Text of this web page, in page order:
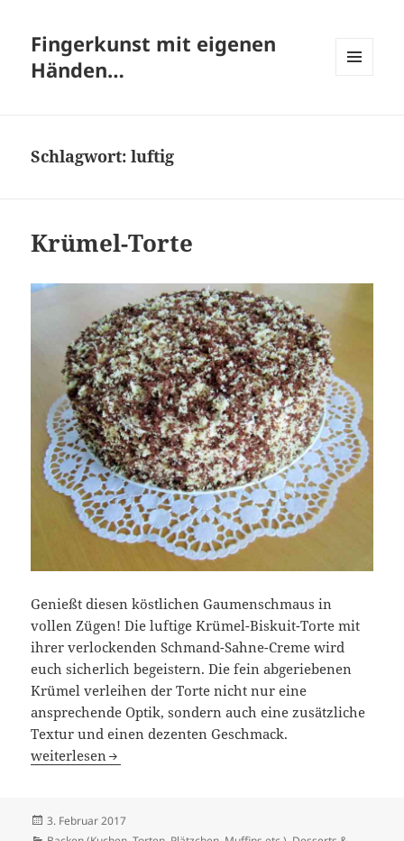
Fingerkunst mit eigenen
Händen…
Schlagwort:luftig
Krümel-Torte
Genießt diesen köstlichen Gaumenschmaus in
vollen Zügen! Die luftige Krümel-Biskuit-Torte mit
ihrer verlockenden Schmand-Sahne-Creme wird
euch sicherlich begeistern. Die fein abgeriebenen
Krümel verleihen der Torte nicht nur eine
ansprechende Optik, sondern auch eine zusätzliche
Textur und einen dezenten Geschmack.
Krümel-Torte
weiterlesen
Veröffentlicht
am
3. Februar 2017